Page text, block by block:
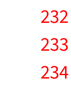
232
233
234